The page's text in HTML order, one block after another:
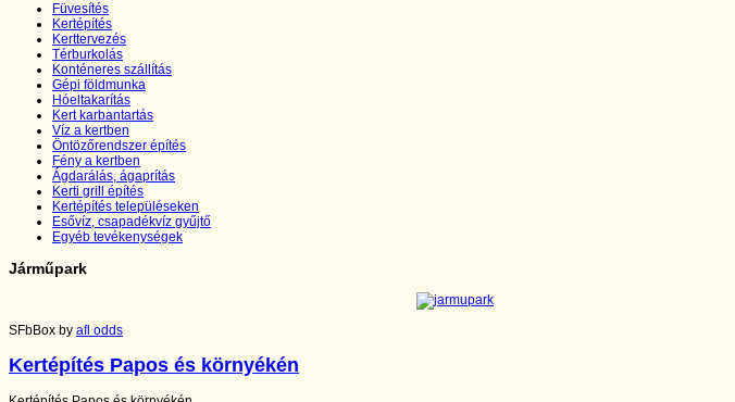
Füvesítés
Kertépítés
Kerttervezés
Térburkolás
Konténeres szállítás
Gépi földmunka
Hóeltakarítás
Kert karbantartás
Víz a kertben
Öntözőrendszer építés
Fény a kertben
Ágdarálás, ágaprítás
Kerti grill építés
Kertépítés településeken
Esővíz, csapadékvíz gyűjtő
Egyéb tevékenységek
Járműpark
SFbBox by afl odds
Kertépítés Papos és környékén